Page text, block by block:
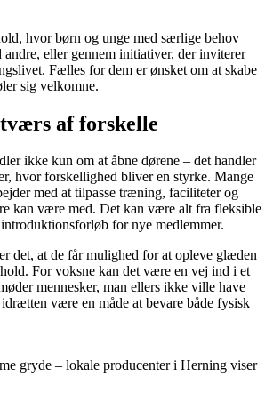
hvor børn og unge med særlige behov
andre, eller gennem initiativer, der inviterer
Fælles for dem er ønsket om at skabe
sig velkomne.
af forskelle
ikke kun om at åbne dørene – det handler
hvor forskellighed bliver en styrke. Mange
med at tilpasse træning, faciliteter og
kan være med. Det kan være alt fra fleksible
for nye medlemmer.
det, at de får mulighed for at opleve glæden
For voksne kan det være en vej ind i et
mennesker, man ellers ikke ville have
være en måde at bevare både fysisk
gryde – lokale producenter i Herning viser